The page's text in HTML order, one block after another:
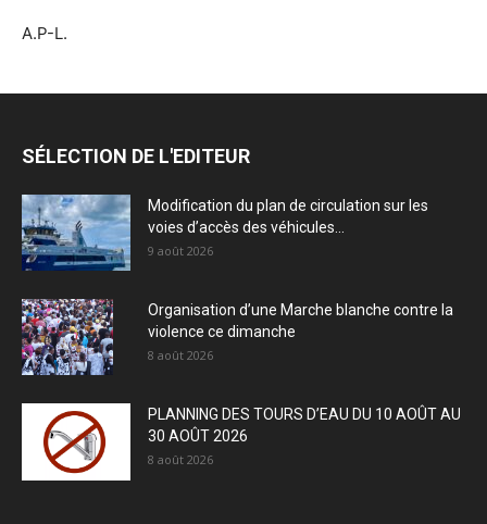
A.P-L.
SÉLECTION DE L'EDITEUR
Modification du plan de circulation sur les
voies d’accès des véhicules...
9 août 2026
Organisation d’une Marche blanche contre la
violence ce dimanche
8 août 2026
PLANNING DES TOURS D’EAU DU 10 AOÛT AU
30 AOÛT 2026
8 août 2026